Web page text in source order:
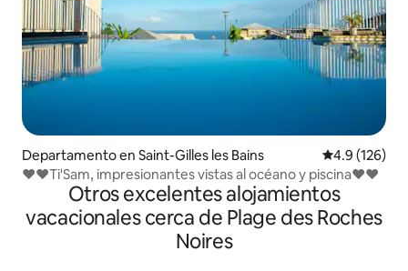
Departamento en Saint-Gilles les Bains Calificación
4.9 (126)
❤️❤️Ti'Sam, impresionantes vistas al océano y piscina❤️❤️
Otros excelentes alojamientos
vacacionales cerca de Plage des Roches
Noires